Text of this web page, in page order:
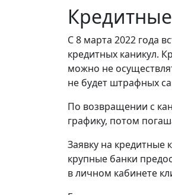
С 8 марта 2022 года
кредитных каникул.
можно не
не будет штрафных
По возвращении с
графику, потом
Заявку на кредитные
крупные банки
в личном кабинете